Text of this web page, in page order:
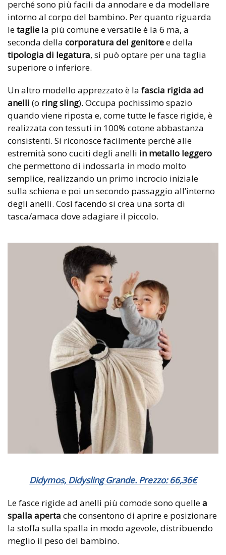
perché sono più facili da annodare e da modellare
intorno al corpo del bambino. Per quanto riguarda
letaglie la più comune e versatile è la 6 ma, a
seconda della corporatura del genitoree della
tipologia di legatura, si può optare per una taglia
superiore o inferiore.
Un altro modello apprezzato è la fascia rigida ad
anelli (o ring sling). Occupa pochissimo spazio
quando viene riposta e, come tutte le fasce rigide, è
realizzata con tessuti in 100% cotone abbastanza
consistenti. Si riconosce facilmente perché alle
estremità sono cuciti degli anelli in metallo leggero
che permettono di indossarla in modo molto
semplice, realizzando un primo incrocio iniziale
sulla schiena e poi un secondo passaggio all’interno
degli anelli. Così facendo si crea una sorta di
tasca/amaca dove adagiare il piccolo.
Didymos, Didysling Grande. Prezzo:66,36€
Le fasce rigide ad anelli più comode sono quellea
spalla aperta che consentono di aprire e posizionare
la stoffa sulla spalla in modo agevole, distribuendo
meglio il peso del bambino.